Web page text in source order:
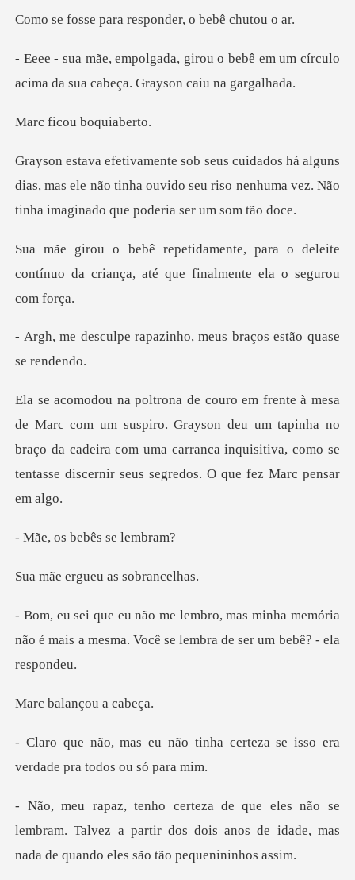
ra responder, o
o bebê em um círculo
acima da sua
cou boq
ns
dias, mas ele não tinha ouvido seu riso nenhuma ve
ra o deleite
contínuo da criança, até
pazinho, meus braços e
ro. Grayson deu um tapinha no
braço da cadeira com uma carranca inquisitiv
bebês se
gueu as so
minha memória
não é mais a mesma. Você s
lançou
inha certeza se isso era
verd
lembram. Talvez a partir dos dois anos de idade,